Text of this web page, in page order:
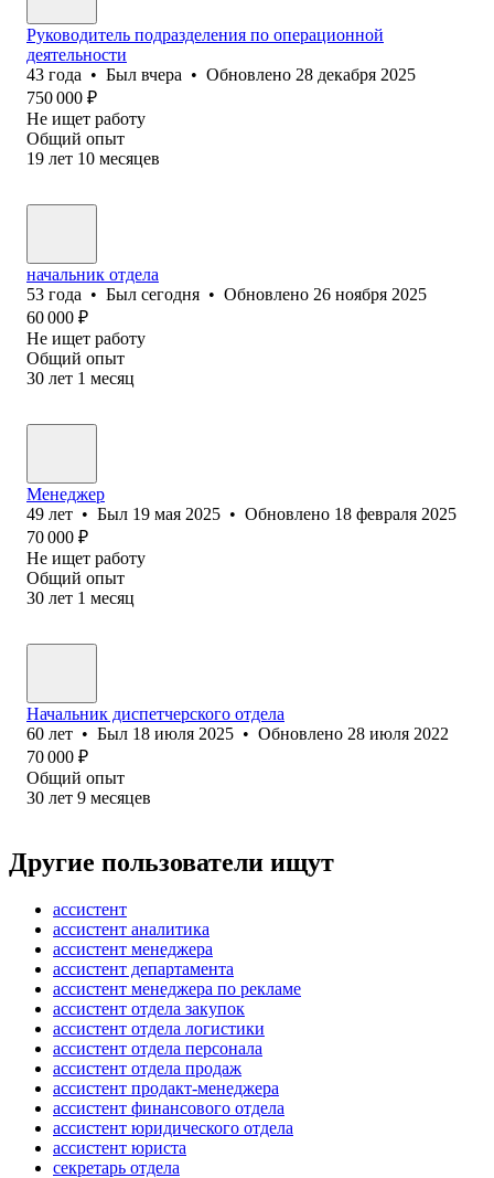
Руководитель подразделения по операционной
деятельности
43 года • Был вчера • Обновлено 28 декабря 2025
750 000 ₽
Не ищет работу
Общий опыт
19 лет 10 месяцев
начальник отдела
53 года • Был сегодня • Обновлено 26 ноября 2025
60 000 ₽
Не ищет работу
Общий опыт
30 лет 1 месяц
Менеджер
49 лет • Был 19 мая 2025 • Обновлено 18 февраля 2025
70 000 ₽
Не ищет работу
Общий опыт
30 лет 1 месяц
Начальник диспетчерского отдела
60 лет • Был 18 июля 2025 • Обновлено 28 июля 2022
70 000 ₽
Общий опыт
30 лет 9 месяцев
Другие пользователи ищут
ассистент
ассистент аналитика
ассистент менеджера
ассистент департамента
ассистент менеджера по рекламе
ассистент отдела закупок
ассистент отдела логистики
ассистент отдела персонала
ассистент отдела продаж
ассистент продакт-менеджера
ассистент финансового отдела
ассистент юридического отдела
ассистент юриста
секретарь отдела